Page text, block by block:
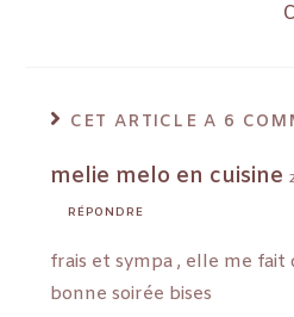
CET ARTICLE A 6
melie melo en cuisine
RÉPONDRE
frais et sympa , elle me fait
bonne soirée bises